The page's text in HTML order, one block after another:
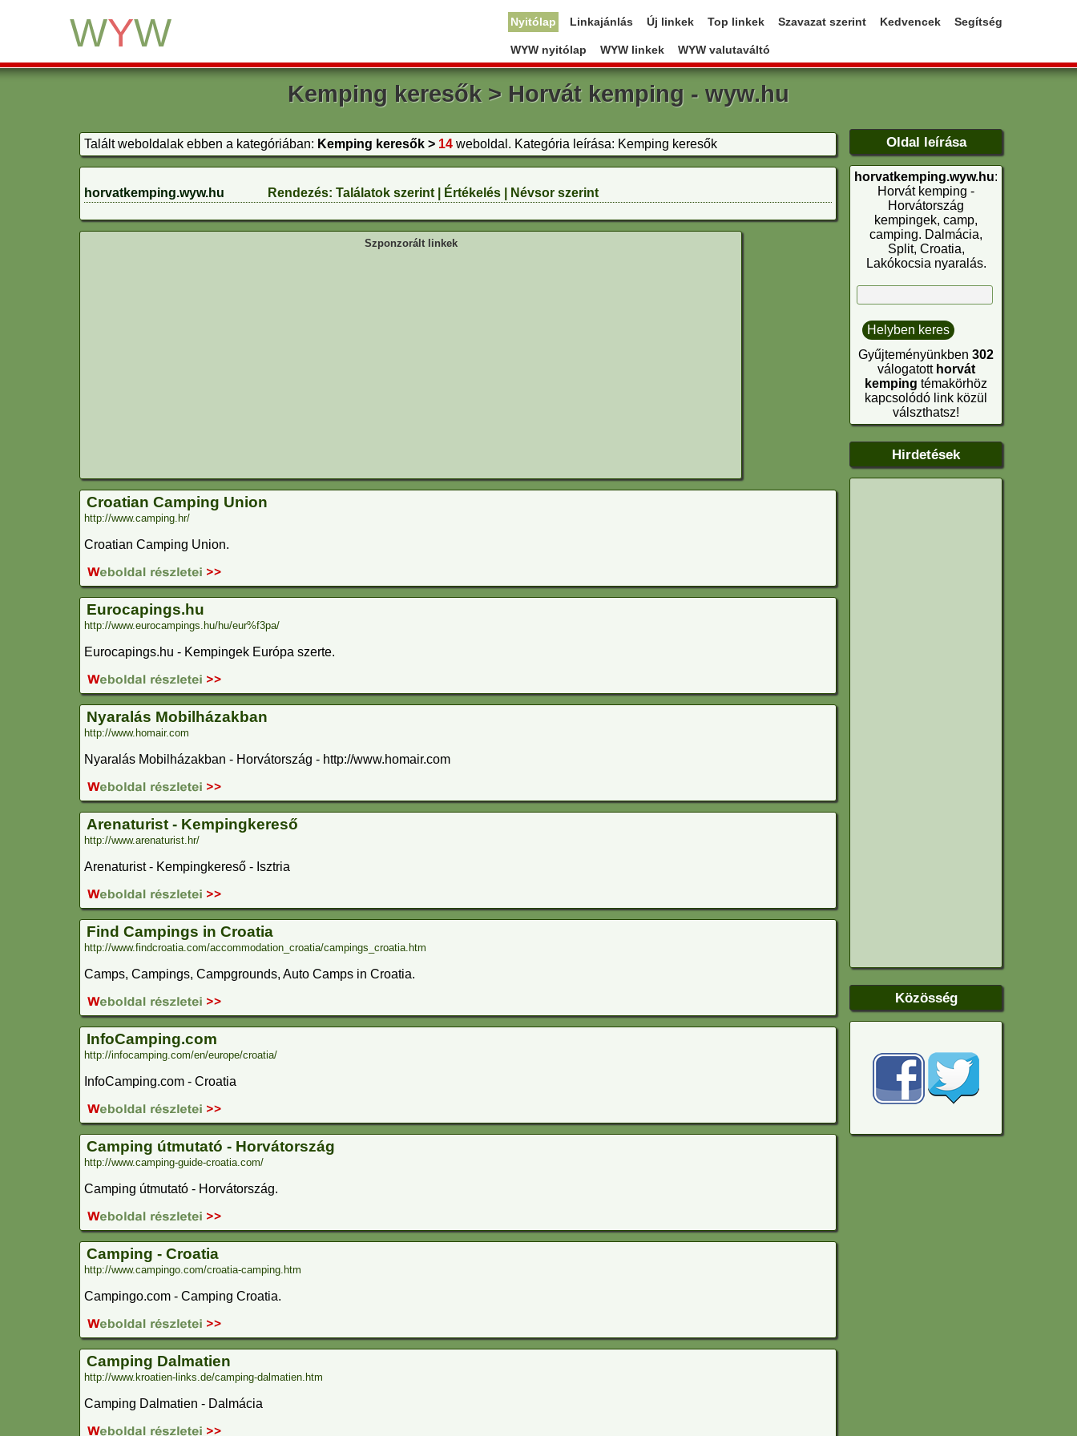
WYW Nyitólap Linkajánlás Új linkek Top linkek Szavazat szerint Kedvencek Segítség
WYW nyitólap WYW linkek WYW valutaváltó
Kemping keresők > Horvát kemping - wyw.hu
Talált weboldalak ebben a kategóriában: Kemping keresők > 14 weboldal. Kategória leírása: Kemping keresők
horvatkemping.wyw.hu Rendezés: Találatok szerint Értékelés Névsor szerint
Szponzorált linkek
Croatian Camping Union
http://www.camping.hr/
Croatian Camping Union.
Eurocapings.hu
http://www.eurocampings.hu/hu/eur%f3pa/
Eurocapings.hu - Kempingek Európa szerte.
Nyaralás Mobilházakban
http://www.homair.com
Nyaralás Mobilházakban - Horvátország - http://www.homair.com
Arenaturist - Kempingkereső
http://www.arenaturist.hr/
Arenaturist - Kempingkereső - Isztria
Find Campings in Croatia
http://www.findcroatia.com/accommodation_croatia/campings_croatia.htm
Camps, Campings, Campgrounds, Auto Camps in Croatia.
InfoCamping.com
http://infocamping.com/en/europe/croatia/
InfoCamping.com - Croatia
Camping útmutató - Horvátország
http://www.camping-guide-croatia.com/
Camping útmutató - Horvátország.
Camping - Croatia
http://www.campingo.com/croatia-camping.htm
Campingo.com - Camping Croatia.
Camping Dalmatien
http://www.kroatien-links.de/camping-dalmatien.htm
Camping Dalmatien - Dalmácia
Oldal leírása
horvatkemping.wyw.hu:
Horvát kemping -
Horvátország
kempingek, camp,
camping. Dalmácia,
Split, Croatia,
Lakókocsia nyaralás.
Gyűjteményünkben 302
válogatott horvát
kemping témakörhöz
kapcsolódó link közül
válszthatsz!
Hirdetések
Közösség